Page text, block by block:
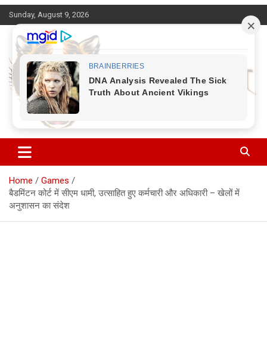
Skip
to
content
Sunday, August 9, 2026
Corbett Halchal (कॉर्बेट हलचल)
Home
Games
बैडमिंटन कोर्ट में सीएम धामी, उत्साहित हुए कर्मचारी और अधिकारी – खेलों में
अनुशासन का संदेश